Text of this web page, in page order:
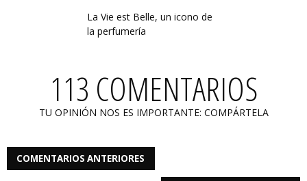
La Vie est Belle, un icono de
la perfumería
113 COMENTARIOS
TU OPINIÓN NOS ES IMPORTANTE: COMPÁRTELA
COMENTARIOS ANTERIORES